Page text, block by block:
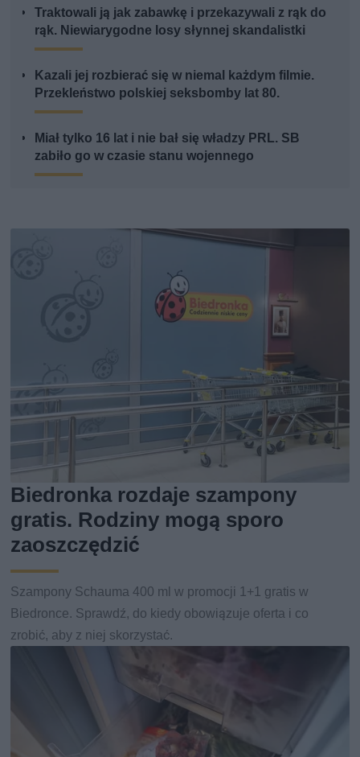
Traktowali ją jak zabawkę i przekazywali z rąk do
rąk. Niewiarygodne losy słynnej skandalistki
Kazali jej rozbierać się w niemal każdym filmie.
Przekleństwo polskiej seksbomby lat 80.
Miał tylko 16 lat i nie bał się władzy PRL. SB
zabiło go w czasie stanu wojennego
Biedronka rozdaje szampony
gratis. Rodziny mogą sporo
zaoszczędzić
Szampony Schauma 400 ml w promocji 1+1 gratis w
Biedronce. Sprawdź, do kiedy obowiązuje oferta i co
zrobić, aby z niej skorzystać.